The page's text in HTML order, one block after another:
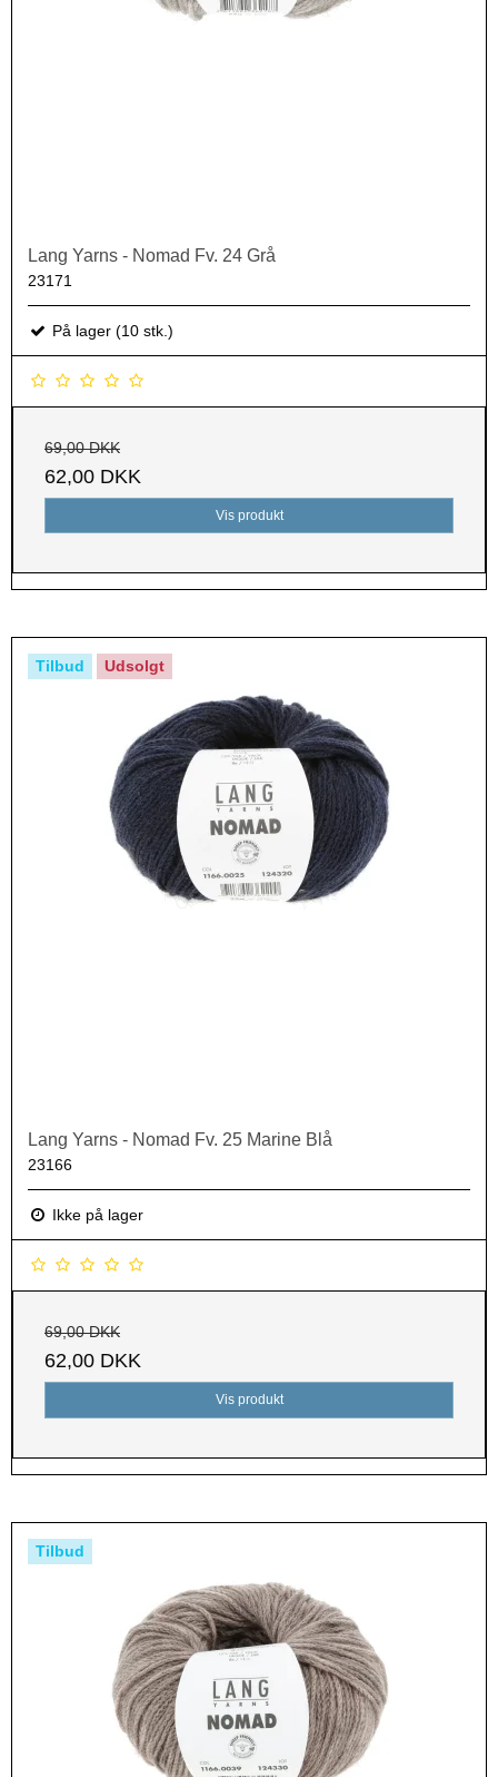
Lang Yarns - Nomad Fv. 24 Grå
23171
På lager (10 stk.)
69,00 DKK
62,00 DKK
Vis produkt
Tilbud Udsolgt
Lang Yarns - Nomad Fv. 25 Marine Blå
23166
Ikke på lager
69,00 DKK
62,00 DKK
Vis produkt
Tilbud